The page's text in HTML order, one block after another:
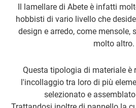
Il lamellare di Abete è infatti
hobbisti di vario livello che
design e arredo, come mensole,
molto altro.
Questa tipologia di materiale è
l'incollaggio tra loro di più
selezionato e